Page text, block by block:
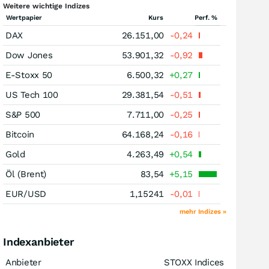
Weitere wichtige Indizes
Wertpapier Kurs Perf. %
DAX 26.151,00
-0,24
Dow Jones
53.901,32
-0,92
E-Stoxx 50
6.500,32
+0,27
US Tech 100
29.381,54
-0,51
S&P 500
7.711,00
-0,25
Bitcoin
64.168,24
-0,16
Gold
4.263,49
+0,54
Öl (Brent)
83,54 +5,15
EUR/USD
1,15241 -0,01
mehr Indizes »
Indexanbieter
Anbieter STOXX Indices